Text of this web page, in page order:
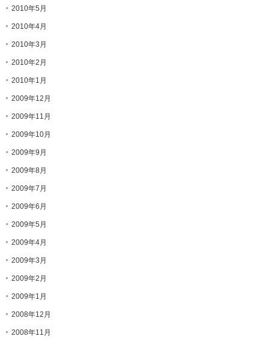
2010年5月
2010年4月
2010年3月
2010年2月
2010年1月
2009年12月
2009年11月
2009年10月
2009年9月
2009年8月
2009年7月
2009年6月
2009年5月
2009年4月
2009年3月
2009年2月
2009年1月
2008年12月
2008年11月